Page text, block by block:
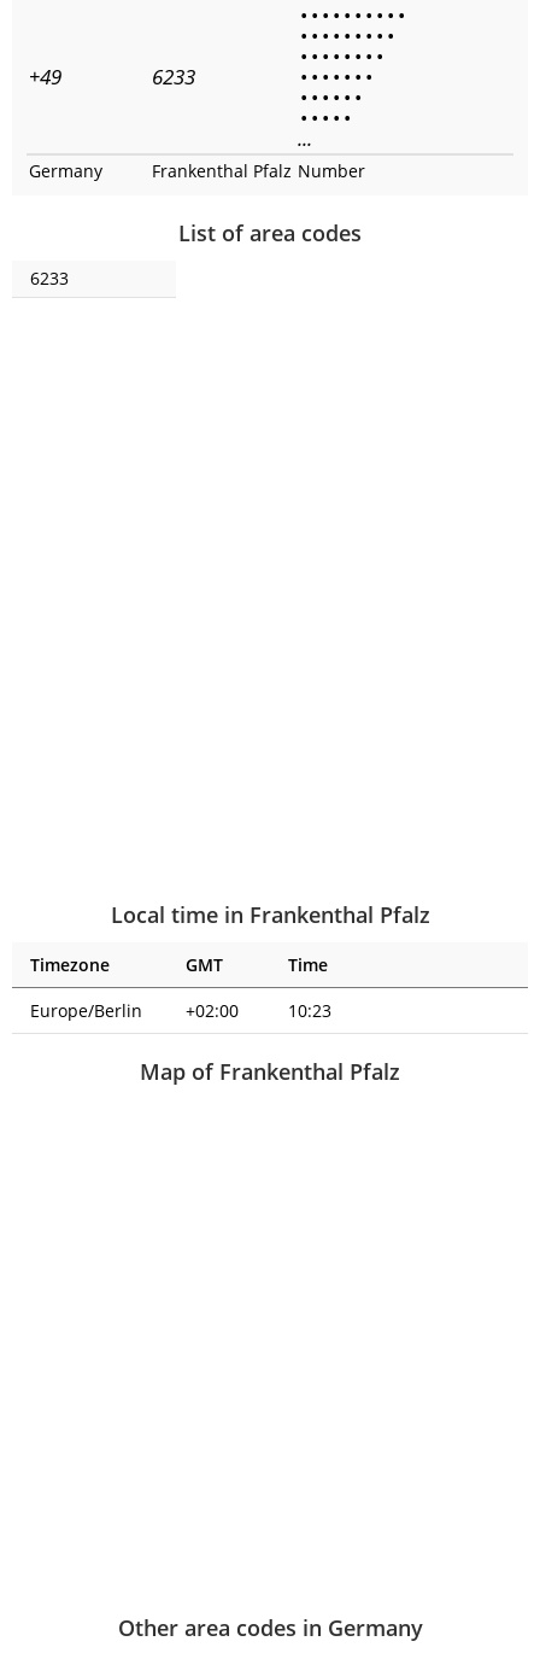
+49 6233
• • • • • • • • • •
• • • • • • • • •
• • • • • • • •
• • • • • • •
• • • • • •
• • • • •
...
Germany Frankenthal Pfalz Number
List of area codes
6233
Local time in Frankenthal Pfalz
Timezone GMT
Time
Europe/Berlin
+02:00 10:23
Map of Frankenthal Pfalz
Other area codes in Germany